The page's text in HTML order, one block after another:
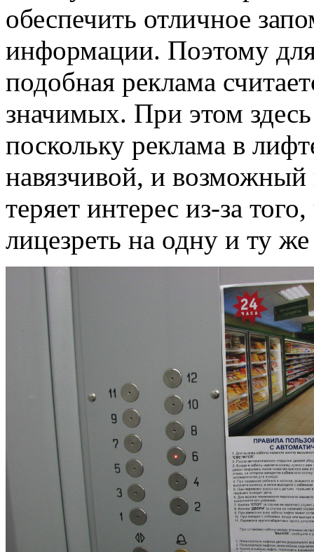
обеспечить отличное
информации. Поэтому
подобная реклама
значимых. При этом
поскольку реклама в
навязчивой, и
теряет интерес из-за
лицезреть на одну и ту